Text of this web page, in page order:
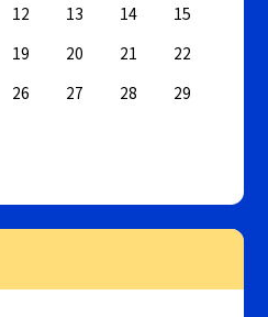
12 13 14
15
19 20 21
22
26 27 28
29